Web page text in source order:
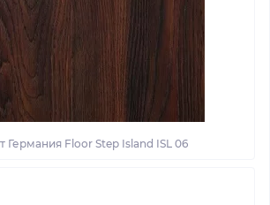
Германия Floor Step Island ISL 06